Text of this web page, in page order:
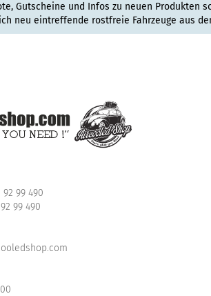
Gutscheine und Infos zu neuen Produkten
neu eintreffende rostfreie Fahrzeuge aus
92 99 490
99 490